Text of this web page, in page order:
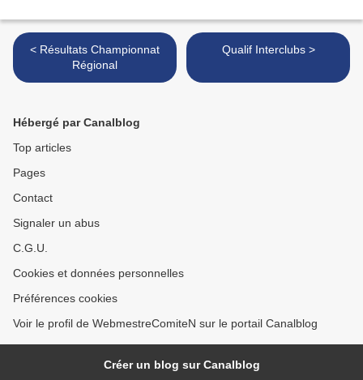
< Résultats Championnat
Régional
Qualif Interclubs >
Hébergé par Canalblog
Top articles
Pages
Contact
Signaler un abus
C.G.U.
Cookies et données personnelles
Préférences cookies
Voir le profil de WebmestreComiteN sur le portail Canalblog
Créer un blog sur Canalblog